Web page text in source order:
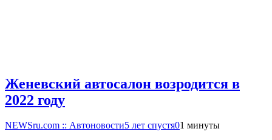
Женевский автосалон возродится в
2022 году
NEWSru.com :: Автоновости5 лет спустя01 минуты